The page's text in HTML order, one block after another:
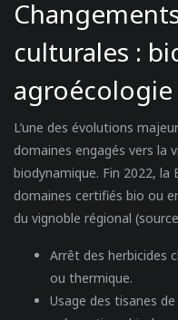
culturales :
agroécologie
L’une des évolutions
domaines engagés vers la
biodynamique. Fin 2022,
domaines certifiés bio ou
du vignoble régional
Arrêt des herbicides
ou thermique.
Usage des tisanes